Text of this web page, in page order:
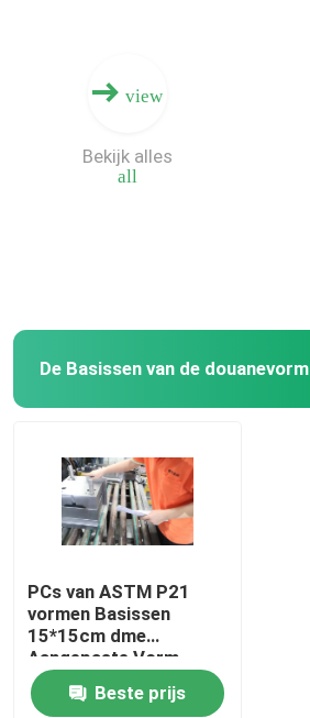
view
all
Bekijk alles
De Basissen van de douanevorm
PCs van ASTM P21
vormen Basissen
15*15cm dme
Aangepaste Vorm
Beste prijs